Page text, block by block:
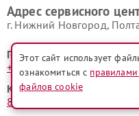
Адрес сервисного
г. Нижний Новгород,
Горячая линия:
+7 (831) 231-05-25
Контактный телефон:
8 (800) 100-33-26
Этот сайт использует
ознакомиться с
файлов cookie